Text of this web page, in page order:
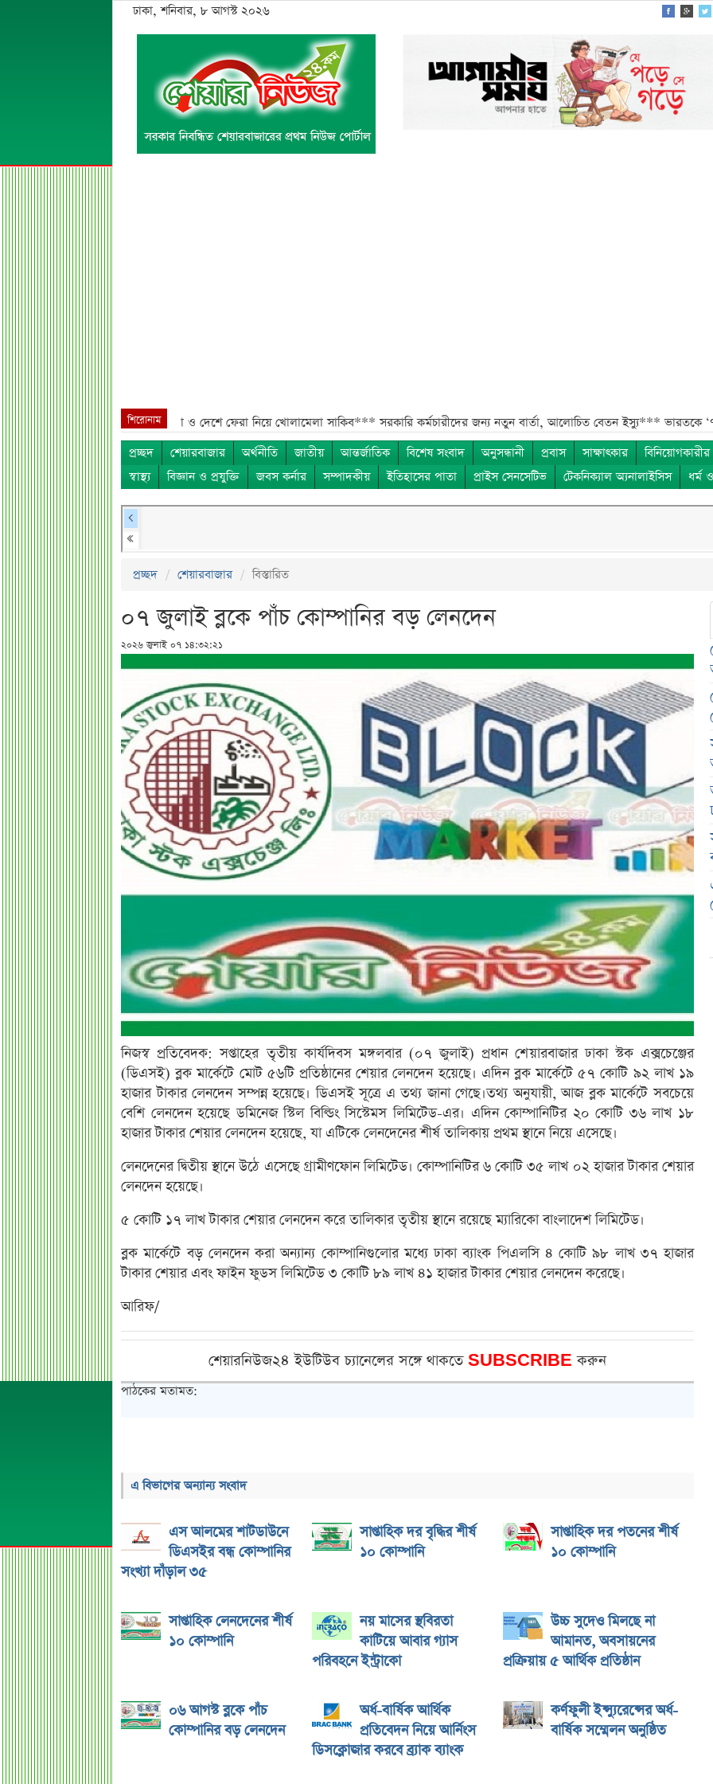
ঢাকা, শনিবার, ৮ আগস্ট ২০২৬
শিরোনাম
শেখ হাসিনা, মামলা ও দেশে ফেরা নিয়ে খোলামেলা সাকিব*** সরকারি কর্মচারীদের জন্য নতুন বার্তা, আলোচিত বেতন ইস্যু*** ভারতকে ‘৭ নম্বর
প্রচ্ছদ
শেয়ারবাজার অর্থনীতি জাতীয় আন্তর্জাতিক বিশেষ সংবাদ অনুসন্ধানী প্রবাস সাক্ষাৎকার
স্বাস্থ্য
বিজ্ঞান ও প্রযুক্তি জবস কর্নার সম্পাদকীয় ইতিহাসের পাতা প্রাইস সেনসেটিভ টেকনিক্যাল অ্যনালাইসিস ধর্ম
প্রচ্ছদ শেয়ারবাজার বিস্তারিত
০৭ জুলাই ব্লকে পাঁচ কোম্পানির বড় লেনদেন
২০২৬ জুলাই ০৭ ১৪:৩২:২১
নিজস্ব প্রতিবেদক: সপ্তাহের তৃতীয় কার্যদিবস মঙ্গলবার (০৭ জুলাই) প্রধান শেয়ারবাজার ঢাকা স্টক এক্সচেঞ্জের
(ডিএসই) ব্লক মার্কেটে মোট ৫৬টি প্রতিষ্ঠানের শেয়ার লেনদেন হয়েছে। এদিন ব্লক মার্কেটে ৫৭ কোটি ৯২ লাখ ১৯
হাজার টাকার লেনদেন সম্পন্ন হয়েছে। ডিএসই সূত্রে এ তথ্য জানা গেছে।তথ্য অনুযায়ী, আজ ব্লক মার্কেটে সবচেয়ে
বেশি লেনদেন হয়েছে ডমিনেজ স্টিল বিল্ডিং সিস্টেমস লিমিটেড-এর। এদিন কোম্পানিটির ২০ কোটি ৩৬ লাখ ১৮
হাজার টাকার শেয়ার লেনদেন হয়েছে, যা এটিকে লেনদেনের শীর্ষ তালিকায় প্রথম স্থানে নিয়ে এসেছে।
লেনদেনের দ্বিতীয় স্থানে উঠে এসেছে গ্রামীণফোন লিমিটেড। কোম্পানিটির ৬ কোটি ৩৫ লাখ ০২ হাজার টাকার শেয়ার
লেনদেন হয়েছে।
৫ কোটি ১৭ লাখ টাকার শেয়ার লেনদেন করে তালিকার তৃতীয় স্থানে রয়েছে ম্যারিকো বাংলাদেশ লিমিটেড।
ব্লক মার্কেটে বড় লেনদেন করা অন্যান্য কোম্পানিগুলোর মধ্যে ঢাকা ব্যাংক পিএলসি ৪ কোটি ৯৮ লাখ ৩৭ হাজার
টাকার শেয়ার এবং ফাইন ফুডস লিমিটেড ৩ কোটি ৮৯ লাখ ৪১ হাজার টাকার শেয়ার লেনদেন করেছে।
আরিফ/
শেয়ারনিউজ২৪ ইউটিউব চ্যানেলের সঙ্গে থাকতে SUBSCRIBEকরুন
পাঠকের মতামত:
এ বিভাগের অন্যান্য সংবাদ
এস আলমের শাটডাউনে
ডিএসইর বন্ধ কোম্পানির
সংখ্যা দাঁড়াল ৩৫
সাপ্তাহিক দর বৃদ্ধির শীর্ষ
১০ কোম্পানি
সাপ্তাহিক দর পতনের শীর্ষ
১০ কোম্পানি
সাপ্তাহিক লেনদেনের শীর্ষ
১০ কোম্পানি
নয় মাসের স্থবিরতা
কাটিয়ে আবার গ্যাস
পরিবহনে ইন্ট্রাকো
উচ্চ সুদেও মিলছে না
আমানত, অবসায়নের
প্রক্রিয়ায় ৫ আর্থিক প্রতিষ্ঠান
০৬ আগস্ট ব্লকে পাঁচ
কোম্পানির বড় লেনদেন
অর্ধ-বার্ষিক আর্থিক
প্রতিবেদন নিয়ে আর্নিংস
ডিসক্লোজার করবে ব্র্যাক ব্যাংক
কর্ণফুলী ইন্স্যুরেন্সের অর্ধ-
বার্ষিক সম্মেলন অনুষ্ঠিত